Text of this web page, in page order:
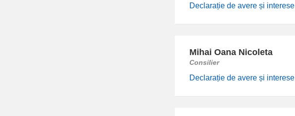
Declarație de avere și interese
Mihai Oana Nicoleta
Consilier
Declarație de avere și interese